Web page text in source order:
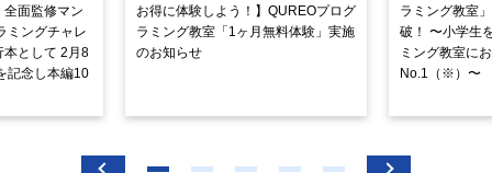
面監修マン
ミングチャレ
本として 2月8
記念し本編10
お得に体験しよう！】QUREOプログ
ラミング教室「1ヶ月無料体験」実施
のお知らせ
ラミング教室
破！ 〜小学生
ミング教室に
No.1（※）〜